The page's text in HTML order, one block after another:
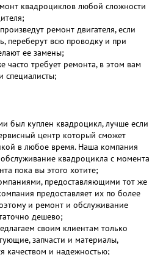
квадроциклов любой сложности
ремонт двигателя, если
переберут всю проводку и при
ее замены;
часто требует ремонта, в этом вам
специалисты;
был куплен квадроцикл, лучше если
центр который сможет
в любое время. Наша компания
квадроцикла с момента
пока вы этого хотите;
предоставляющими тот же
предоставляет их по более
и ремонт и обслуживание
дешево;
своим клиентам только
запчасти и материалы,
качеством и надежностью;